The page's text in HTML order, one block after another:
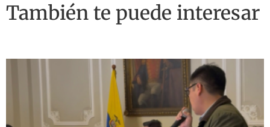
También te puede interesar